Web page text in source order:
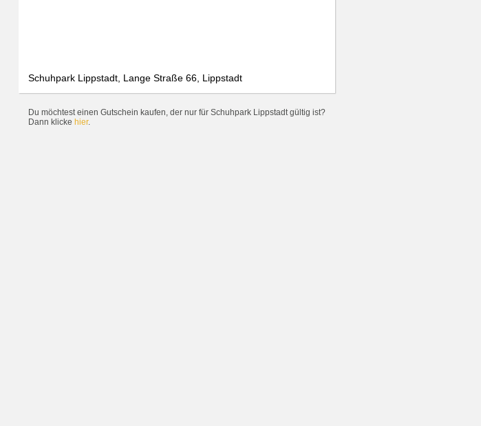
Schuhpark Lippstadt, Lange Straße 66, Lippstadt
Du möchtest einen Gutschein kaufen, der nur für Schuhpark Lippstadt gültig ist?
Dann klicke hier.